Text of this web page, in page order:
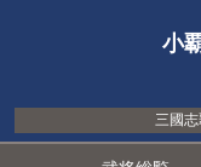
小
三國